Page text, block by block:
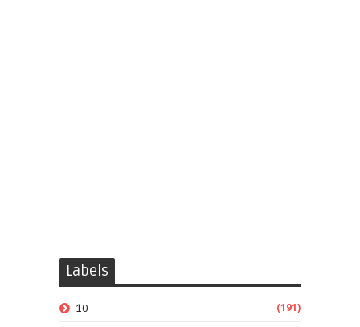
Labels
10 (191)